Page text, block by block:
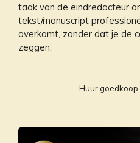
taak van de eindredacteur
tekst/manuscript
overkomt, zonder dat je de
zeggen.
Huur